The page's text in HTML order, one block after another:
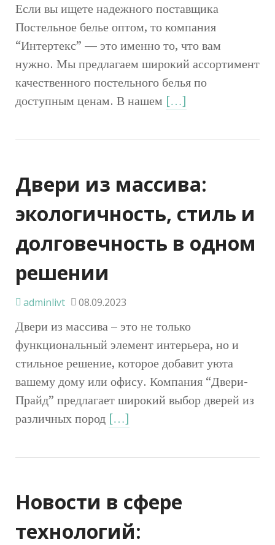
Если вы ищете надежного поставщика
Постельное белье оптом, то компания
“Интертекс” — это именно то, что вам
нужно. Мы предлагаем широкий ассортимент
качественного постельного белья по
доступным ценам. В нашем […]
Двери из массива:
экологичность, стиль и
долговечность в одном
решении
adminlivt 08.09.2023
Двери из массива – это не только
функциональный элемент интерьера, но и
стильное решение, которое добавит уюта
вашему дому или офису. Компания “Двери-
Прайд” предлагает широкий выбор дверей из
различных пород […]
Новости в сфере
технологий: